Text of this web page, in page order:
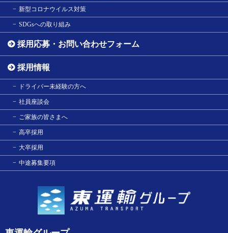
新型コロナウイルス対策
SDGsへの取り組み
採用応募・お問い合わせフォーム
採用情報
ドライバー未経験の方へ
社員座談会
ご家族の皆さまへ
高卒採用
大卒採用
中途募集要項